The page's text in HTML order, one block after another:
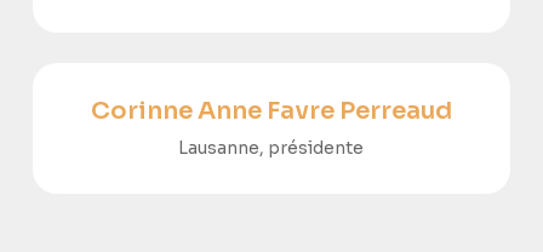
Corinne Anne Favre Perreaud
Lausanne, présidente